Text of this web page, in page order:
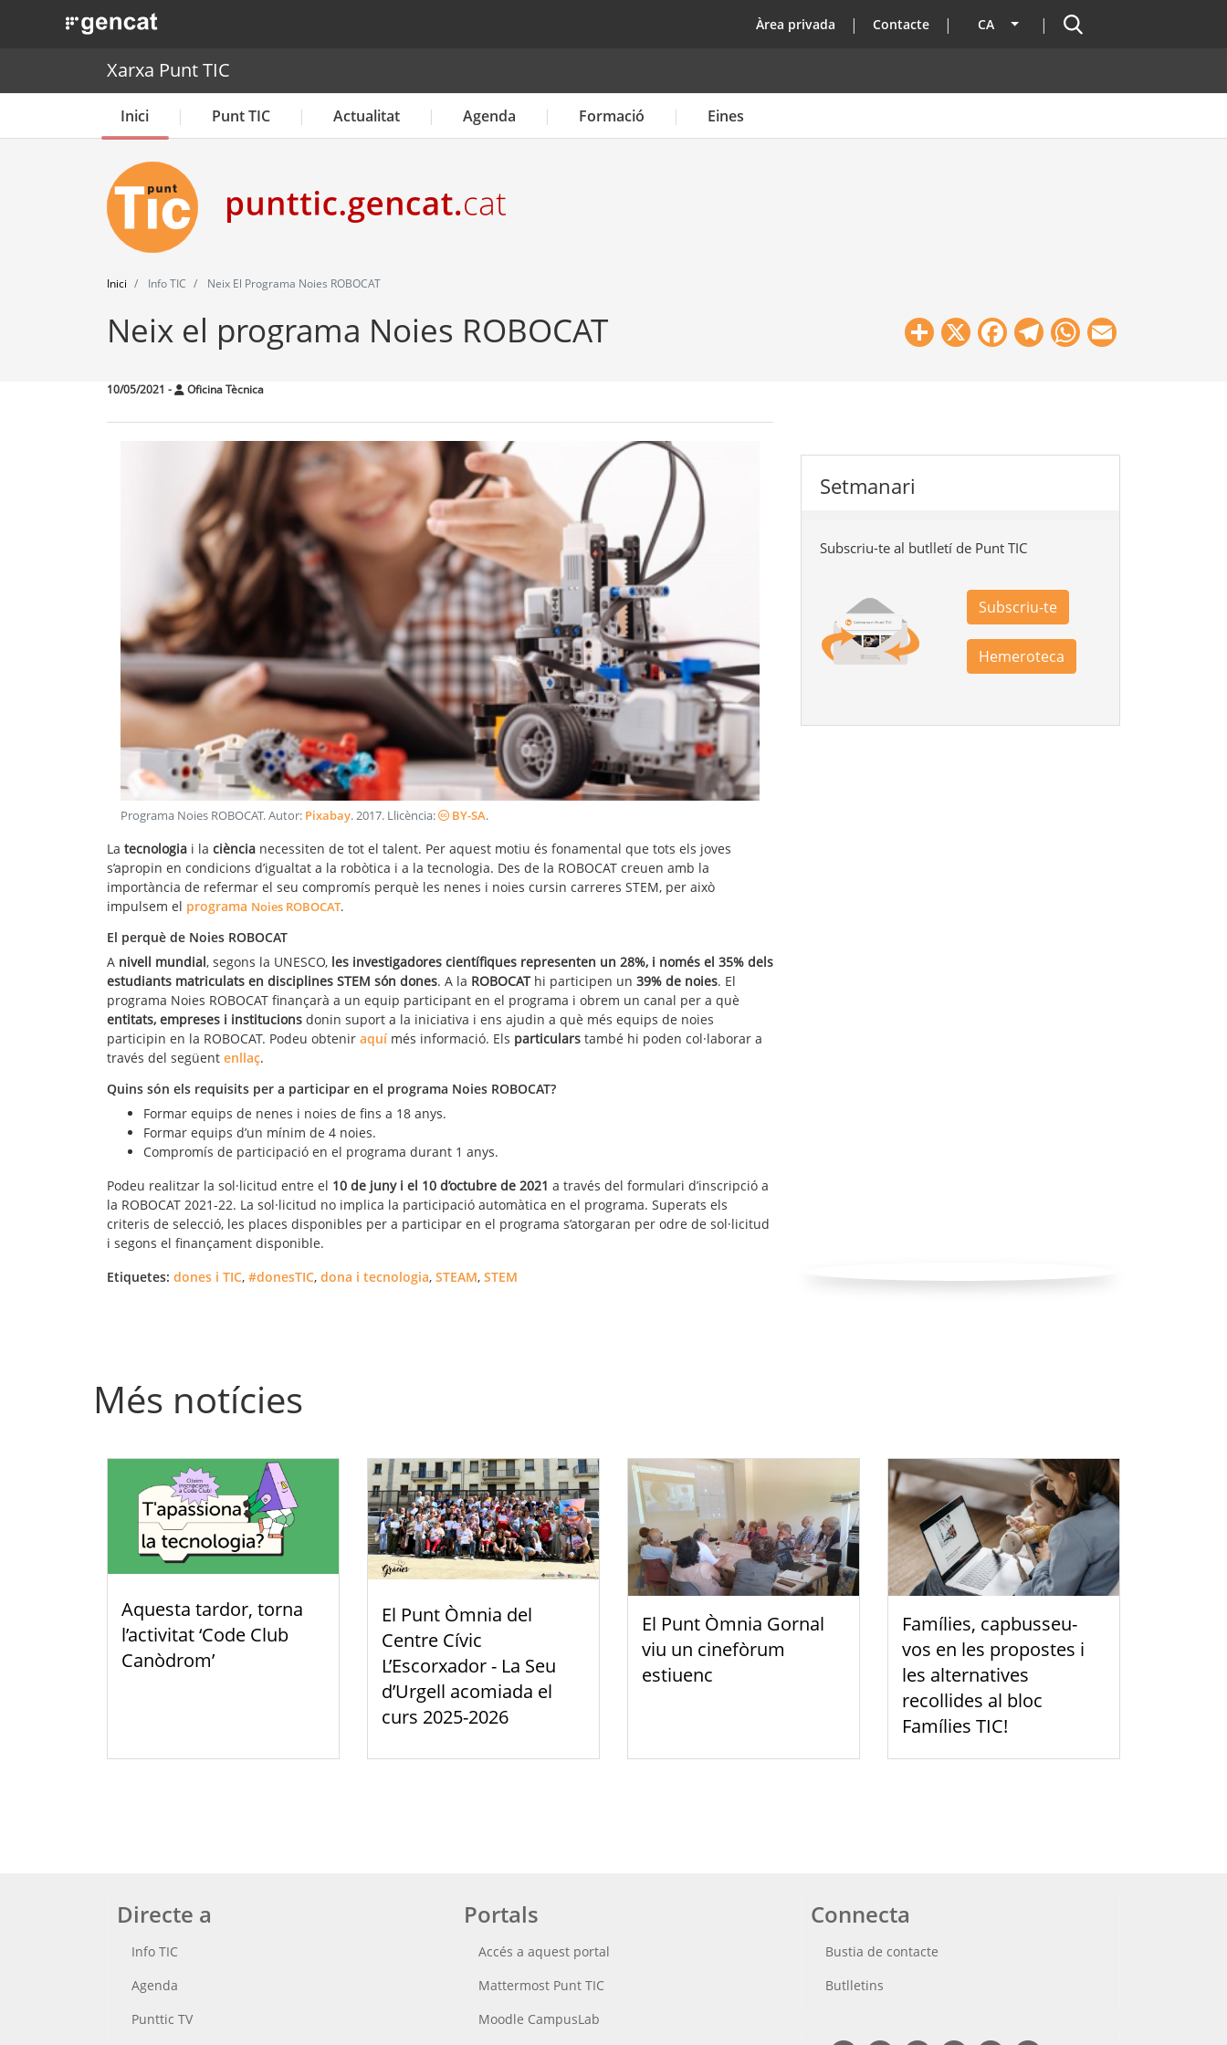
. Obre en una nova finestra. top
Àrea privada Contacte CA Llista les accions addicionals
Cercador
Xarxa Punt TIC
Inici Punt TIC Actualitat Agenda Formació Eines
Inici Info TIC Neix El Programa Noies ROBOCAT
Neix el programa Noies ROBOCAT Share
X Facebook
Telegram
WhatsApp
10/05/2021 - Oficina Tècnica
Programa Noies ROBOCAT. Autor: Pixabay.2017. Llicència: BY-SA.
La tecnologia i la ciència necessiten de tot el talent. Per aquest motiu és fonamental que tots els joves
s’apropin en condicions d’igualtat a la robòtica i a la tecnologia. Des de la ROBOCAT creuen amb la
importància de refermar el seu compromís perquè les nenes i noies cursin carreres STEM, per això
impulsem el programa Noies ROBOCAT.
El perquè de Noies ROBOCAT
A nivell mundial, segons la UNESCO, les investigadores científiques representen un 28%, i només el 35% dels
estudiants matriculats en disciplines STEM són dones. A la ROBOCAT hi participen un 39% de noies. El
programa Noies ROBOCAT finançarà a un equip participant en el programa i obrem un canal per a què
entitats, empreses i institucions donin suport a la iniciativa i ens ajudin a què més equips de noies
participin en la ROBOCAT. Podeu obtenir aquí més informació. Els particulars també hi poden col·laborar a
través del següent enllaç.
Quins són els requisits per a participar en el programa Noies ROBOCAT?
Formar equips de nenes i noies de fins a 18 anys.
Formar equips d’un mínim de 4 noies.
Compromís de participació en el programa durant 1 anys.
Podeu realitzar la sol·licitud entre el 10 de juny i el 10 d’octubre de 2021 a través del formulari d’inscripció a
la ROBOCAT 2021-22. La sol·licitud no implica la participació automàtica en el programa. Superats els
criteris de selecció, les places disponibles per a participar en el programa s’atorgaran per odre de sol·licitud
i segons el finançament disponible.
Etiquetes: dones i TIC, #donesTIC, dona i tecnologia, STEAM, STEM
Setmanari
Subscriu-te al butlletí de Punt TIC
Subscriu-te
Hemeroteca
Més notícies
Aquesta tardor, torna
l’activitat ‘Code Club
Canòdrom’
El Punt Òmnia del
Centre Cívic
L’Escorxador - La Seu
d’Urgell acomiada el
curs 2025-2026
El Punt Òmnia Gornal
viu un cinefòrum
estiuenc
Famílies, capbusseu-
vos en les propostes i
les alternatives
recollides al bloc
Famílies TIC!
Directe a
Info TIC
Agenda
Punttic TV
Portals
Accés a aquest portal
Mattermost Punt TIC
Moodle CampusLab
Connecta
Bustia de contacte
Butlletins